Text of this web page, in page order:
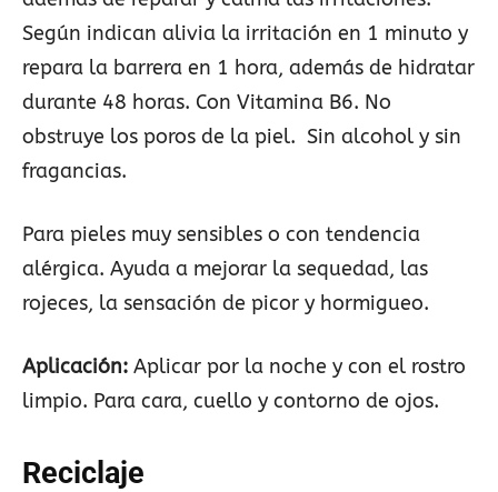
Según indican alivia la irritación en 1 minuto y
repara la barrera en 1 hora, además de hidratar
durante 48 horas. Con Vitamina B6. No
obstruye los poros de la piel. Sin alcohol y sin
fragancias.
Para pieles muy sensibles o con tendencia
alérgica. Ayuda a mejorar la sequedad, las
rojeces, la sensación de picor y hormigueo.
Aplicación: Aplicar por la noche y con el rostro
limpio. Para cara, cuello y contorno de ojos.
Reciclaje